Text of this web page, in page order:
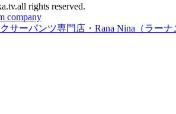
rights reserved.
company
サーパンツ専門店・Rana Nina（ラー